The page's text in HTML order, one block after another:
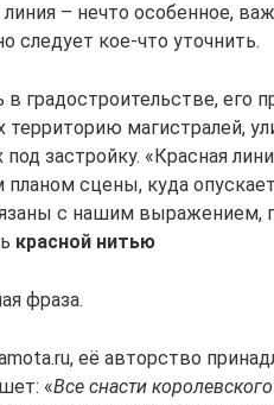
– нечто особенное,
следует кое-что уточнить.
в градостроительстве, его
магистралей,
застройку. «Красная
сцены, куда
с нашим выражением,
красной нитью
фраза.
её авторство
«Все снасти